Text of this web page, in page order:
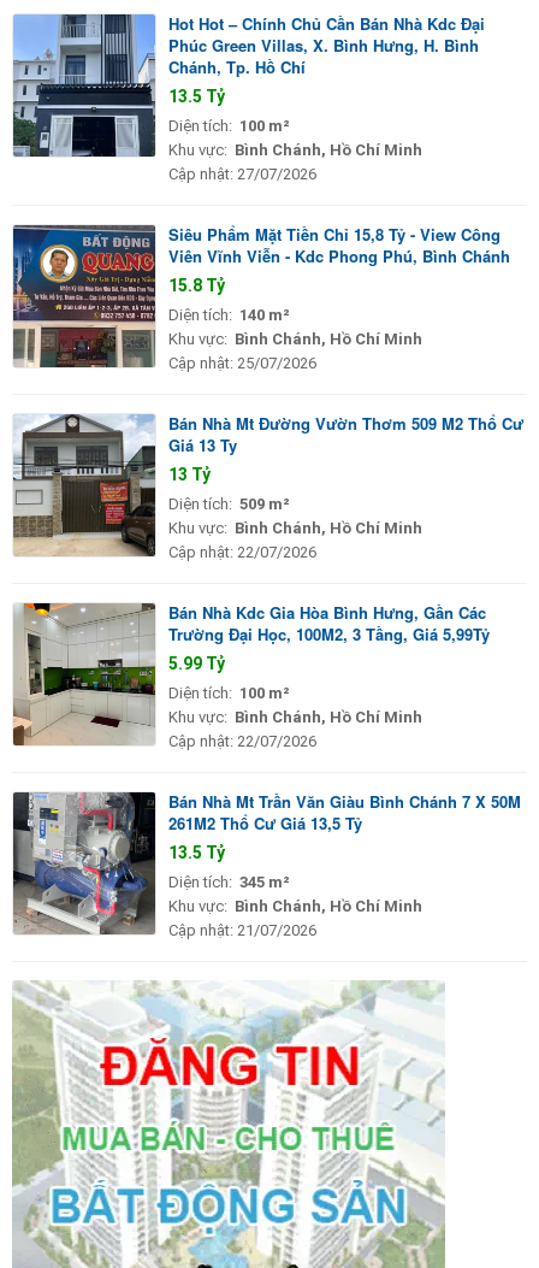
Hot Hot – Chính Chủ Cần Bán Nhà Kdc Đại
Phúc Green Villas, X. Bình Hưng, H. Bình
Chánh, Tp. Hồ Chí
13.5 Tỷ
Diện tích: 100 m²
Khu vực: Bình Chánh, Hồ Chí Minh
Cập nhật: 27/07/2026
Siêu Phẩm Mặt Tiền Chỉ 15,8 Tỷ - View Công
Viên Vĩnh Viễn - Kdc Phong Phú, Bình Chánh
15.8 Tỷ
Diện tích: 140 m²
Khu vực: Bình Chánh, Hồ Chí Minh
Cập nhật: 25/07/2026
Bán Nhà Mt Đường Vườn Thơm 509 M2 Thổ Cư
Giá 13 Ty
13 Tỷ
Diện tích: 509 m²
Khu vực: Bình Chánh, Hồ Chí Minh
Cập nhật: 22/07/2026
Bán Nhà Kdc Gia Hòa Bình Hưng, Gần Các
Trường Đại Học, 100M2, 3 Tầng, Giá 5,99Tỷ
5.99 Tỷ
Diện tích: 100 m²
Khu vực: Bình Chánh, Hồ Chí Minh
Cập nhật: 22/07/2026
Bán Nhà Mt Trần Văn Giàu Bình Chánh 7 X 50M
261M2 Thổ Cư Giá 13,5 Tỷ
13.5 Tỷ
Diện tích: 345 m²
Khu vực: Bình Chánh, Hồ Chí Minh
Cập nhật: 21/07/2026